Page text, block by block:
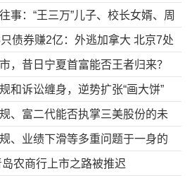
事：“王三万”儿子、校长女婿、周
债券赚2亿：外逃加拿大 北京7处
，昔日宁夏首富能否王者归来？
和诉讼缠身，逆势扩张“画大饼”
、富二代能否执掌三美股份的未
、业绩下滑等多重问题于一身的
农商行上市之路被推迟